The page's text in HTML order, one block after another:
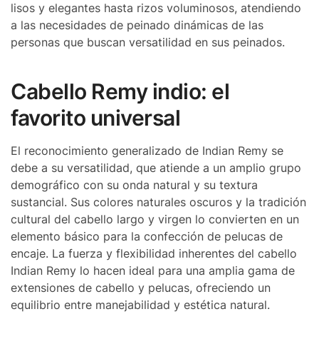
lisos y elegantes hasta rizos voluminosos, atendiendo
a las necesidades de peinado dinámicas de las
personas que buscan versatilidad en sus peinados.
Cabello Remy indio: el
favorito universal
El reconocimiento generalizado de Indian Remy se
debe a su versatilidad, que atiende a un amplio grupo
demográfico con su onda natural y su textura
sustancial. Sus colores naturales oscuros y la tradición
cultural del cabello largo y virgen lo convierten en un
elemento básico para la confección de pelucas de
encaje. La fuerza y ​​flexibilidad inherentes del cabello
Indian Remy lo hacen ideal para una amplia gama de
extensiones de cabello y pelucas, ofreciendo un
equilibrio entre manejabilidad y estética natural.